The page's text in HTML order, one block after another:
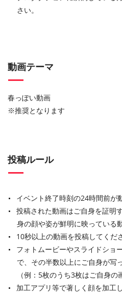
さい。
動画テーマ
春っぽい動画
※推奨となります
投稿ルール
イベント終了時刻の24時間前が
投稿された動画はご自身を証明
身の顔や姿が鮮明に映っている
10秒以上の動画を投稿してくだ
フォトムービーやスライドショ
で、その半数以上にご自身が写
（例：5枚のうち3枚はご自身の
加工アプリ等で著しく顔を加工